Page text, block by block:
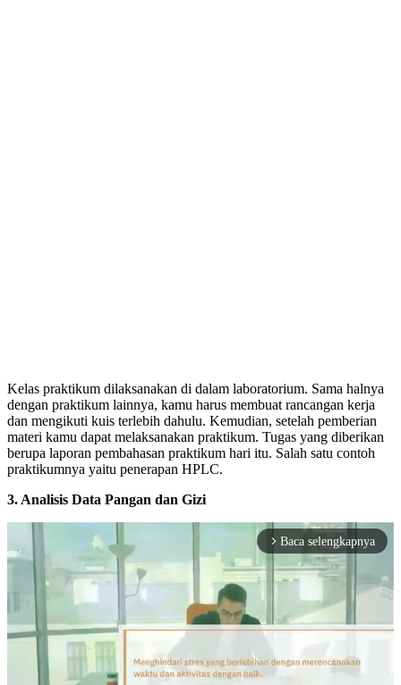
Kelas praktikum dilaksanakan di dalam laboratorium. Sama halnya
dengan praktikum lainnya, kamu harus membuat rancangan kerja
dan mengikuti kuis terlebih dahulu. Kemudian, setelah pemberian
materi kamu dapat melaksanakan praktikum. Tugas yang diberikan
berupa laporan pembahasan praktikum hari itu. Salah satu contoh
praktikumnya yaitu penerapan HPLC.
3. Analisis Data Pangan dan Gizi
arrow_forward_ios Baca selengkapnya